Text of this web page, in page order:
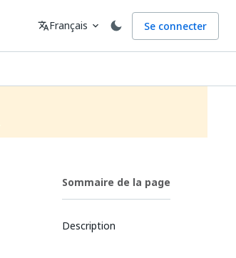
Langue
translateFrançais expand_more Se connecter
Sommaire de la page
Description